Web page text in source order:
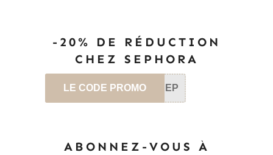
-20% DE RÉDUCTION
CHEZ SEPHORA
LE CODE PROMO SEP
ABONNEZ-VOUS À